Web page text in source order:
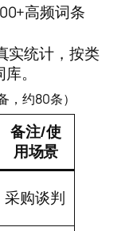
高频词条
实统计，按类
。
，约80条）
备注/使
用场景
采购谈判